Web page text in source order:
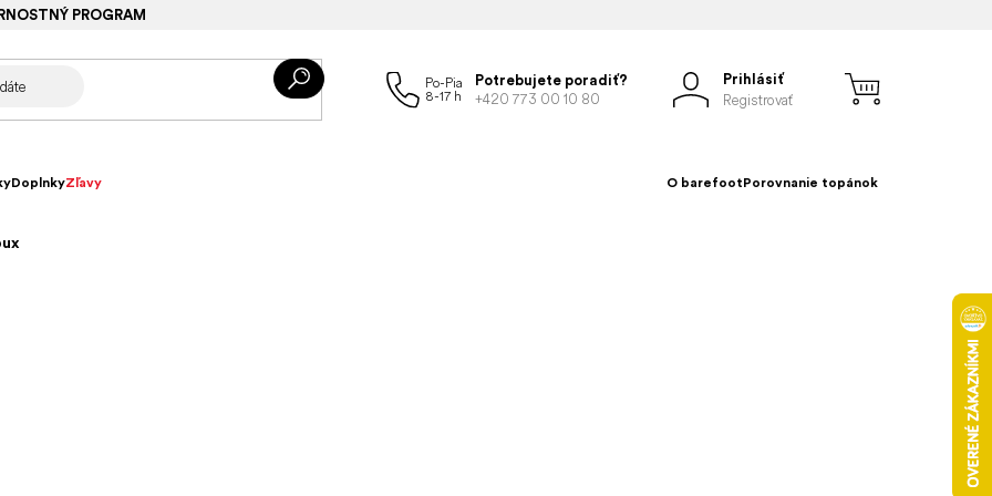
PROGRAM
Potrebujete poradiť?
+420 773 00 10 80
Prihlásiť
Registrovať
DoplnkyZľavy O barefootPorovnanie topánok